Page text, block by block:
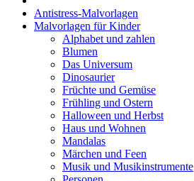
Haus und Wohnen
Märchen und Feen
Musik und Musikinstrumente
Sommer und Feiertage
Antistress-Malvorlagen
Malvorlagen für Kinder
Alphabet und zahlen
Blumen
Das Universum
Dinosaurier
Früchte und Gemüse
Frühling und Ostern
Halloween und Herbst
Haus und Wohnen
Mandalas
Märchen und Feen
Musik und Musikinstrumente